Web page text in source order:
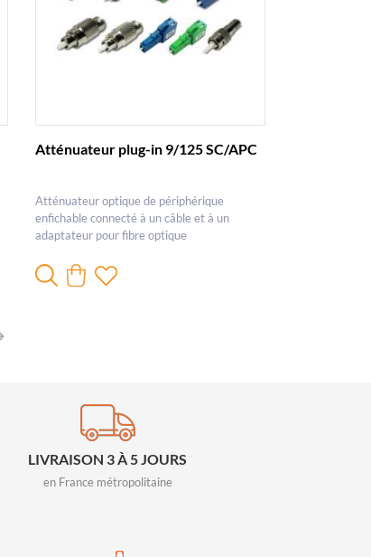
Atténuateur plug-in 9/125 SC/APC
Atténuateur optique de périphérique
enfichable connecté à un câble et à un
adaptateur pour fibre optique
S
LIVRAISON 3 À 5 JOURS
en France métropolitaine